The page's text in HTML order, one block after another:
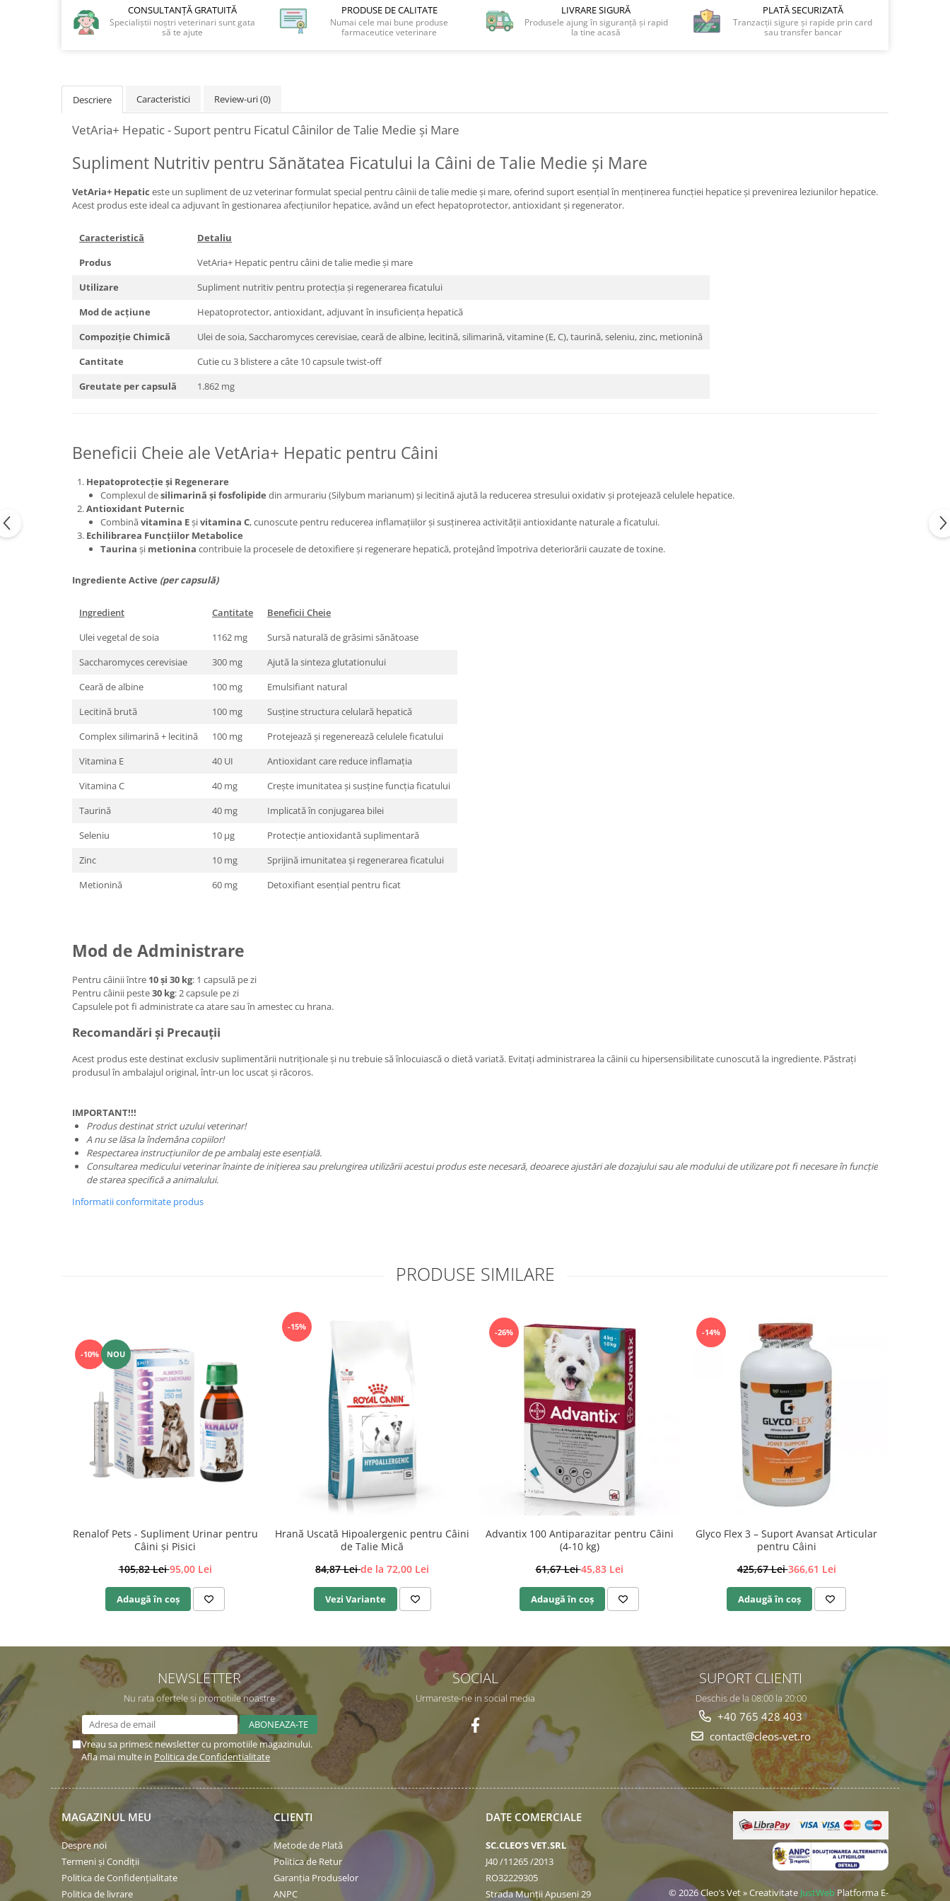
CONSULTANȚĂ GRATUITĂ
Specialiștii noștri veterinari sunt gata
să te ajute
PRODUSE DE CALITATE
Numai cele mai bune produse
farmaceutice veterinare
LIVRARE SIGURĂ
Produsele ajung în siguranță și rapid
la tine acasă
PLATĂ SECURIZATĂ
Tranzacții sigure și rapide prin card
sau transfer bancar
Descriere Caracteristici Review-uri(0)
VetAria+ Hepatic - Suport pentru Ficatul Câinilor de Talie Medie și Mare
Supliment Nutritiv pentru Sănătatea Ficatului la Câini de Talie Medie și Mare
VetAria+ Hepatic este un supliment de uz veterinar formulat special pentru câinii de talie medie și mare, oferind suport esențial în menținerea funcției hepatice și prevenirea leziunilor hepatice.
Acest produs este ideal ca adjuvant în gestionarea afecțiunilor hepatice, având un efect hepatoprotector, antioxidant și regenerator.
Caracteristică
Detaliu
Produs
VetAria+ Hepatic pentru câini de talie medie și mare
Utilizare
Supliment nutritiv pentru protecția și regenerarea ficatului
Mod de acțiune
Hepatoprotector, antioxidant, adjuvant în insuficiența hepatică
Compoziție Chimică
Ulei de soia, Saccharomyces cerevisiae, ceară de albine, lecitină, silimarină, vitamine (E, C), taurină, seleniu, zinc, metionină
Cantitate
Cutie cu 3 blistere a câte 10 capsule twist-off
Greutate per capsulă
1.862 mg
Beneficii Cheie ale VetAria+ Hepatic pentru Câini
Hepatoprotecție și Regenerare
Complexul desilimarină și fosfolipide din armurariu (Silybum marianum) și lecitină ajută la reducerea stresului oxidativ și protejează celulele hepatice.
Antioxidant Puternic
Combinăvitamina Eșivitamina C, cunoscute pentru reducerea inflamațiilor și susținerea activității antioxidante naturale a ficatului.
Echilibrarea Funcțiilor Metabolice
Taurina și metionina contribuie la procesele de detoxifiere și regenerare hepatică, protejând împotriva deteriorării cauzate de toxine.
Ingrediente Active (per capsulă)
Ingredient Cantitate
Beneficii Cheie
Ulei vegetal de soia
1162 mg
Sursă naturală de grăsimi sănătoase
Saccharomyces cerevisiae
300 mg
Ajută la sinteza glutationului
Ceară de albine
100 mg
Emulsifiant natural
Lecitină brută
100 mg
Susține structura celulară hepatică
Complex silimarină + lecitină
100 mg
Protejează și regenerează celulele ficatului
Vitamina E
40 UI
Antioxidant care reduce inflamația
Vitamina C
40 mg
Crește imunitatea și susține funcția ficatului
Taurină
40 mg
Implicată în conjugarea bilei
Seleniu
10 µg
Protecție antioxidantă suplimentară
Zinc
10 mg
Sprijină imunitatea și regenerarea ficatului
Metionină
60 mg Detoxifiant esențial pentru ficat
Mod de Administrare
Pentru câinii între 10 și 30 kg: 1 capsulă pe zi
Pentru câinii peste30 kg: 2 capsule pe zi
Capsulele pot fi administrate ca atare sau în amestec cu hrana.
Recomandări și Precauții
Acest produs este destinat exclusiv suplimentării nutriționale și nu trebuie să înlocuiască o dietă variată. Evitați administrarea la câinii cu hipersensibilitate cunoscută la ingrediente. Păstrați
produsul în ambalajul original, într-un loc uscat și răcoros.
IMPORTANT!!!
Produs destinat strict uzului veterinar!
A nu se lăsa la îndemâna copiilor!
Respectarea instrucțiunilor de pe ambalaj este esențială.
Consultarea medicului veterinar înainte de inițierea sau prelungirea utilizării acestui produs este necesară, deoarece ajustări ale dozajului sau ale modului de utilizare pot fi necesare în funcție
de starea specifică a animalului.
Informatii conformitate produs
PRODUSE SIMILARE
-10% NOU
Renalof Pets - Supliment Urinar pentru
Câini și Pisici
105,82 Lei95,00 Lei
Adaugă în coș
-15%
Hrană Uscată Hipoalergenic pentru Câini
de Talie Mică
84,87 Leide la 72,00 Lei
Vezi Variante
-26%
Advantix 100 Antiparazitar pentru Câini
(4-10 kg)
61,67 Lei45,83 Lei
Adaugă în coș
-14%
Glyco Flex 3 – Suport Avansat Articular
pentru Câini
425,67 Lei366,61 Lei
Adaugă în coș
NEWSLETTER
Nu rata ofertele si promotiile noastre
Vreau sa primesc newsletter cu promotiile magazinului.
Afla mai multe in Politica de Confidentialitate
SOCIAL
Urmareste-ne in social media
SUPORT CLIENTI
Deschis de la 08:00 la 20:00
+40 765 428 403
contact@cleos-vet.ro
MAGAZINUL MEU
Despre noi
Termeni și Condiții
Politica de Confidențialitate
Politica de livrare
CLIENTI
Metode de Plată
Politica de Retur
Garanția Produselor
ANPC
DATE COMERCIALE
SC.CLEO’S VET.SRL
J40 /11265 /2013
RO32229305
Strada Munții Apuseni 29
© 2026 Cleo’s Vet » Creativitate JustWeb Platforma E-